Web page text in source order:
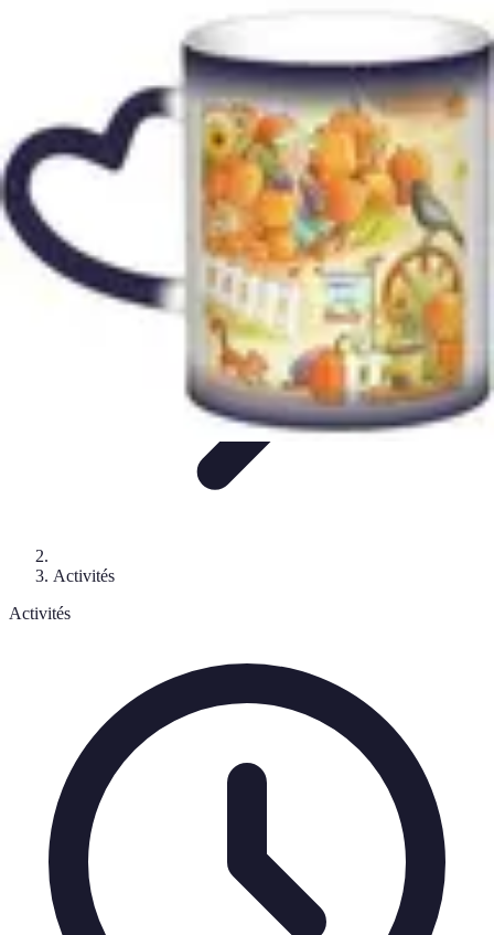
Cuisine et Santé
DIY & Décoration
Citrouilles et Fantômes
Activités
Activités